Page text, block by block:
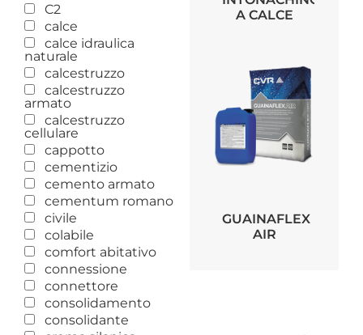
C2
calce
calce idraulica
naturale
calcestruzzo
calcestruzzo
armato
calcestruzzo
cellulare
cappotto
cementizio
cemento armato
cementum romano
civile
colabile
comfort abitativo
connessione
connettore
consolidamento
consolidante
A CALCE
GUAINAFLEX
AIR